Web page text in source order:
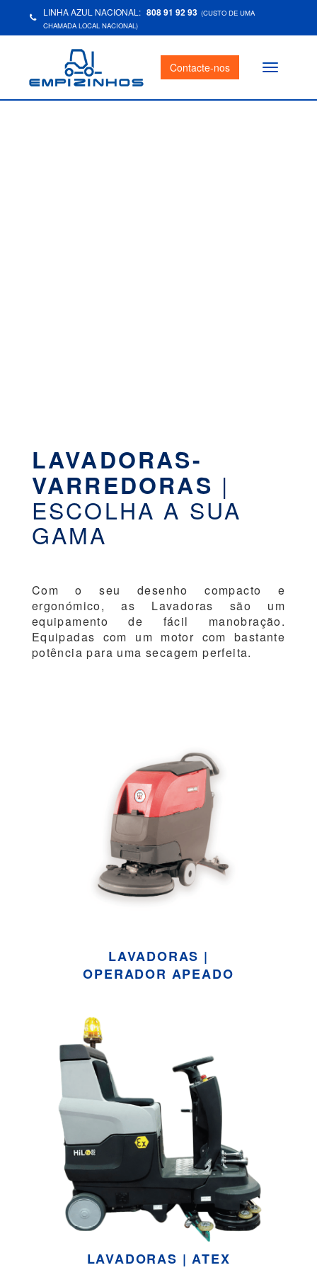
LINHA AZUL NACIONAL: 808 91 92 93 (CUSTO DE UMA
CHAMADA LOCAL NACIONAL)
Contacte-nos
Toggle
LAVADORAS-
VARREDORAS |
ESCOLHA A SUA
GAMA
Com o seu desenho compacto e
ergonómico, as Lavadoras são um
equipamento de fácil manobração.
Equipadas com um motor com bastante
potência para uma secagem perfeita.
LAVADORAS |
OPERADOR APEADO
LAVADORAS | ATEX